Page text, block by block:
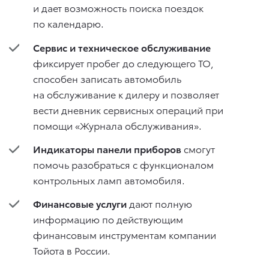
и дает возможность поиска поездок
по календарю.
Сервис и техническое обслуживание
фиксирует пробег до следующего ТО,
способен записать автомобиль
на обслуживание к дилеру и позволяет
вести дневник сервисных операций при
помощи «Журнала обслуживания».
Индикаторы панели приборовсмогут
помочь разобраться с функционалом
контрольных ламп автомобиля.
Финансовые услуги дают полную
информацию по действующим
финансовым инструментам компании
Тойота в России.